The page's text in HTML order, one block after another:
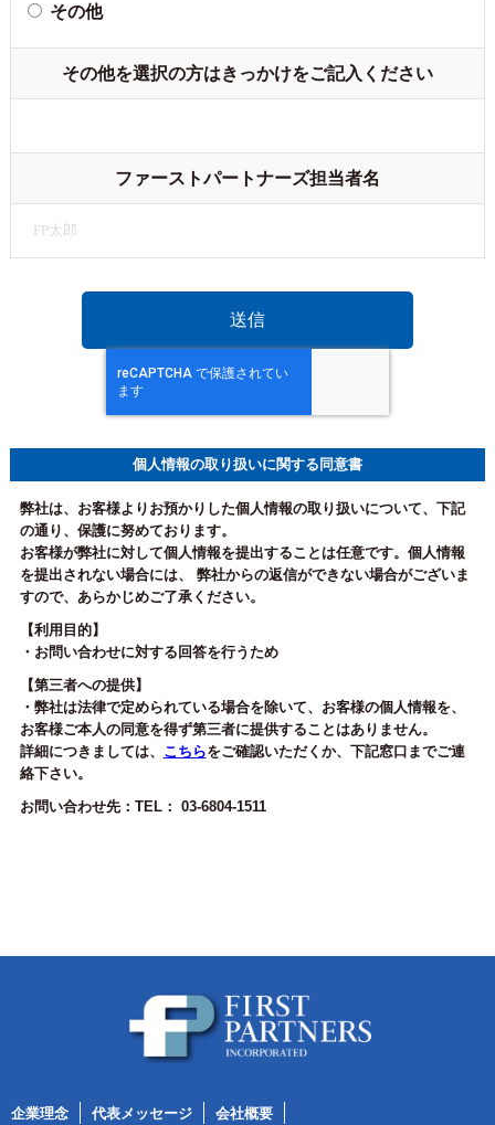
その他
その他を選択の方はきっかけをご記入ください
ファーストパートナーズ担当者名
個人情報の取り扱いに関する同意書
弊社は、お客様よりお預かりした個人情報の取り扱いについて、下記
の通り、保護に努めております。
お客様が弊社に対して個人情報を提出することは任意です。個人情報
を提出されない場合には、 弊社からの返信ができない場合がございま
すので、あらかじめご了承ください。
【利用目的】
・お問い合わせに対する回答を行うため
【第三者への提供】
・弊社は法律で定められている場合を除いて、お客様の個人情報を、
お客様ご本人の同意を得ず第三者に提供することはありません。
詳細につきましては、 こちらをご確認いただくか、下記窓口までご連
絡下さい。
お問い合わせ先：TEL： 03-6804-1511
企業理念 代表メッセージ 会社概要